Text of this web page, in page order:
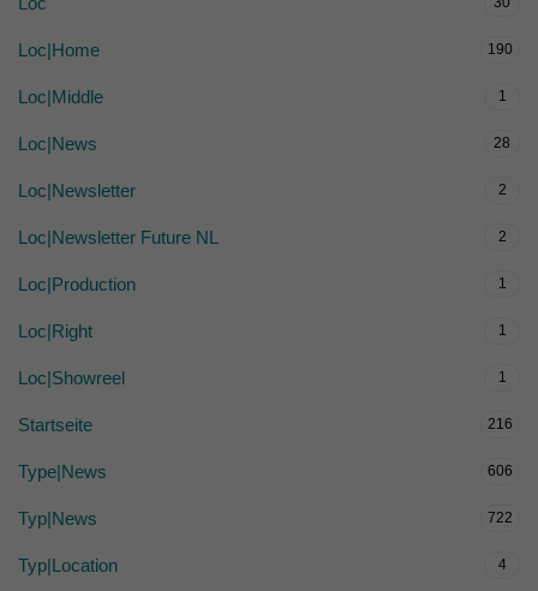
Loc|Home 190
Loc|Middle 1
Loc|News 28
Loc|Newsletter 2
Loc|Newsletter Future NL 2
Loc|Production 1
Loc|Right 1
Loc|Showreel 1
Startseite 216
Type|News 606
Typ|News 722
Typ|Location 4